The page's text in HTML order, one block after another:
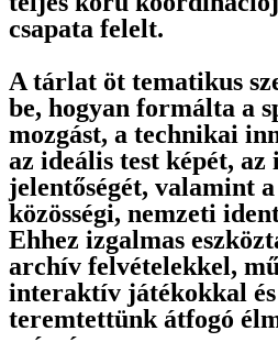
csapata felelt.
A tárlat öt tematikus
be, hogyan formálta a
mozgást, a technikai
az ideális test képét, az
jelentőségét, valamint
közösségi, nemzeti
Ehhez izgalmas
archív felvételekkel,
interaktív játékokkal
teremtettünk átfogó